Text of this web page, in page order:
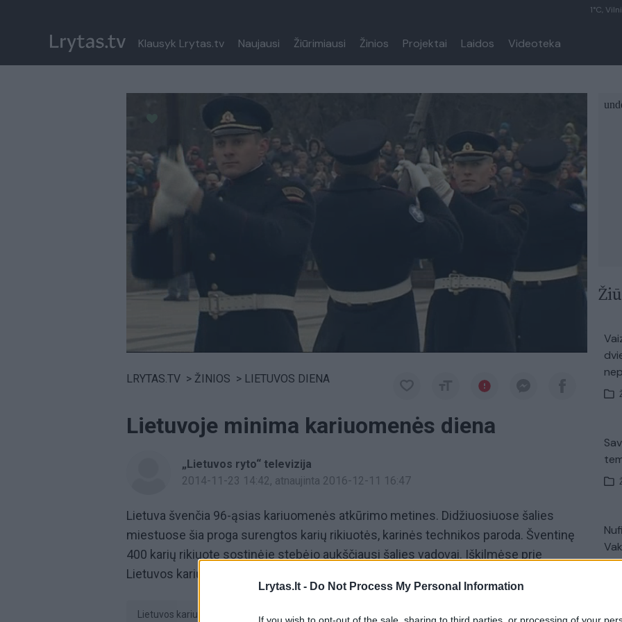
Lrytas.lt - Do Not Process My Personal Information
1°C,
Klausyk Lrytas.tv Naujausi Žiūrimiausi Žinios Projektai Laidos Videoteka
Paremkite Ukrainą
LRYTAS.TV > ŽINIOS > LIETUVOS DIENA
Lietuvoje minima kariuomenės diena
„Lietuvos ryto“ televizija
2014-11-23 14:42, atnaujinta 2016-12-11 16:47
Lietuva švenčia 96-ąsias kariuomenės atkūrimo metines. Didžiuosiuose šalies
miestuose šia proga surengtos karių rikiuotės, karinės technikos paroda. Šventinę
400 karių rikiuotę sostinėje stebėjo aukščiausi šalies vadovai. Iškilmėse prie
Lietuvos karių prisijungė per šimtas Jungtinių Valstijų, Danijos ir Vengrijos karių.
Lietuvos kariuomenės diena karinis paradas Juozas Olekas